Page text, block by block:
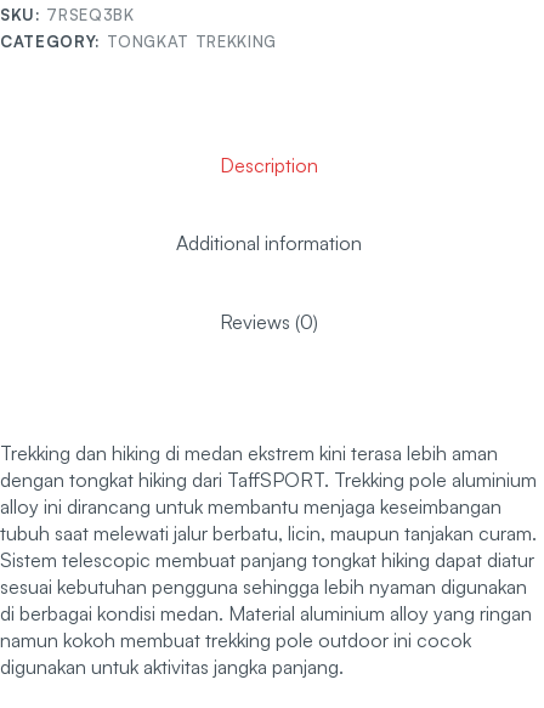
SKU: 7RSEQ3BK
CATEGORY: TONGKAT TREKKING
Description
Additional information
Reviews (0)
Trekking dan hiking di medan ekstrem kini terasa lebih aman
dengan tongkat hiking dari TaffSPORT. Trekking pole aluminium
alloy ini dirancang untuk membantu menjaga keseimbangan
tubuh saat melewati jalur berbatu, licin, maupun tanjakan curam.
Sistem telescopic membuat panjang tongkat hiking dapat diatur
sesuai kebutuhan pengguna sehingga lebih nyaman digunakan
di berbagai kondisi medan. Material aluminium alloy yang ringan
namun kokoh membuat trekking pole outdoor ini cocok
digunakan untuk aktivitas jangka panjang.